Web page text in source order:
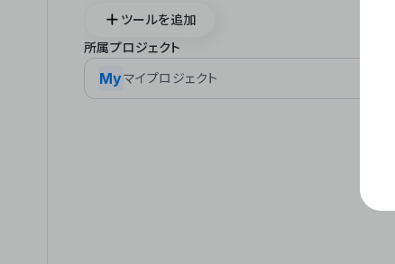
ツールを追加
所属プロジェクト
Myマイプロジェクト